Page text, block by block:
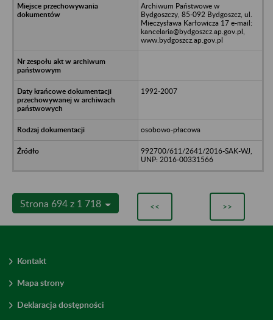
Archiwum Państwowe w
Bydgoszczy, 85-092 Bydgoszcz, ul.
Mieczysława Karłowicza 17 e-mail:
kancelaria@bydgoszcz.ap.gov.pl,
www.bydgoszcz.ap.gov.pl
1992-2007
osobowo-płacowa
992700/611/2641/2016-SAK-WJ,
UNP: 2016-00331566
Strona 694 z 1 718 << >>
Kontakt
Mapa strony
Deklaracja dostępności